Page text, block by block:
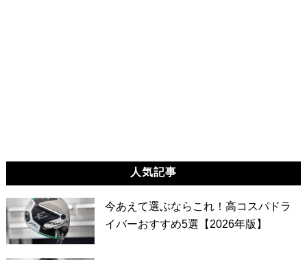
人気記事
今あえて選ぶならこれ！高コスパドラ
イバーおすすめ5選【2026年版】